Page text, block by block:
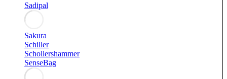
Sadipal
Sakura
Schiller
Schollershammer
SenseBag